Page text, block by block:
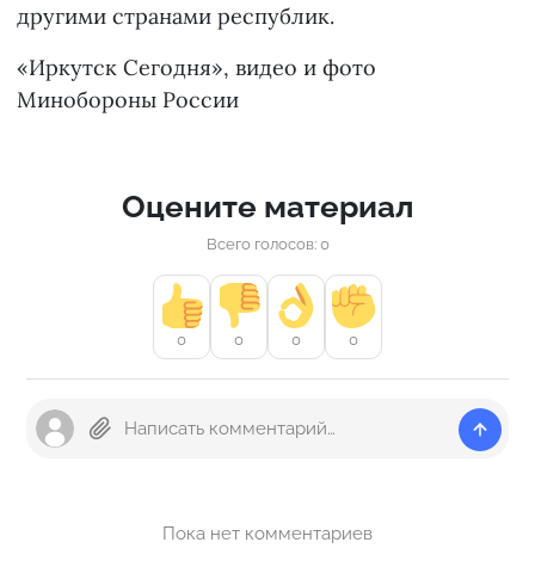
другими странами республик.
«Иркутск Сегодня», видео и фото
Минобороны России
Оцените материал
Всего голосов: 0
0 0 0 0
Пока нет комментариев